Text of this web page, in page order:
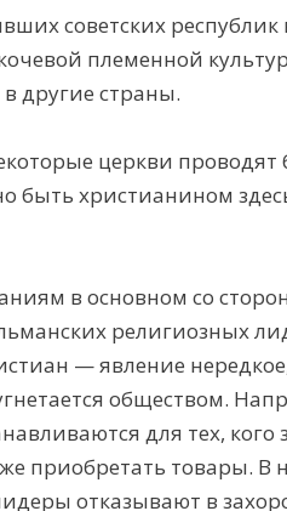
советских республик
племенной
другие страны.
церкви проводят
быть христианином
в основном со
религиозных
— явление
обществом.
для тех, кого
приобретать товары. В
отказывают в